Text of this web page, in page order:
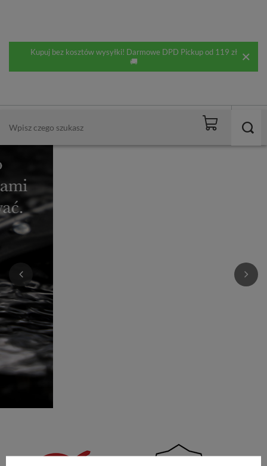
Kupuj bez kosztów wysyłki! Darmowe DPD Pickup od 119 zł
🚚
DARMOWA DOSTAWA od 119,00 zł